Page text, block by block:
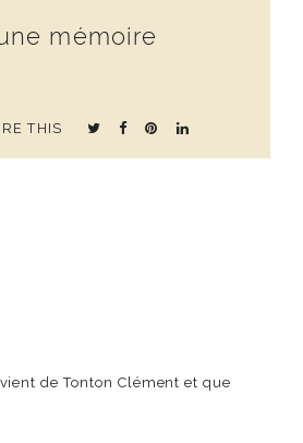
mémoire
THIS
de Tonton Clément et que